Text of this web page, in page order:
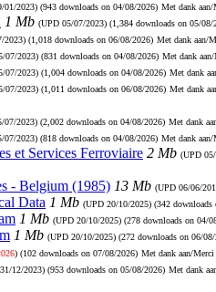
01/2023) (943 downloads on 04/08/2026) Met dank aan/
1 Mb (UPD 05/07/2023) (1,384 downloads on 05/08/
2023) (1,018 downloads on 06/08/2026) Met dank aan/
07/2023) (831 downloads on 04/08/2026) Met dank
07/2023) (1,004 downloads on 04/08/2026) Met dank
07/2023) (1,011 downloads on 06/08/2026) Met dank
07/2023) (2,002 downloads on 04/08/2026) Met dank
07/2023) (818 downloads on 04/08/2026) Met dank aan/
et Services Ferroviaire 2 Mb (UPD
- Belgium (1985) 13 Mb (UPD 06/06/
Data 1 Mb (UPD 20/10/2025) (342 downloads
1 Mb (UPD 20/10/2025) (278 downloads on 04/
1 Mb (UPD 20/10/2025) (272 downloads on 06/
) (102 downloads on 07/08/2026) Met dank aan/Merci
31/12/2023) (953 downloads on 05/08/2026) Met dank